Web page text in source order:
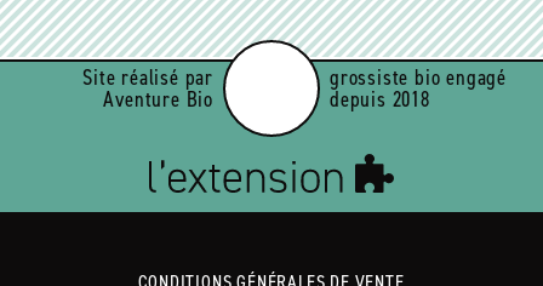
Site réalisé par
Aventure Bio
grossiste bio engagé
depuis 2018